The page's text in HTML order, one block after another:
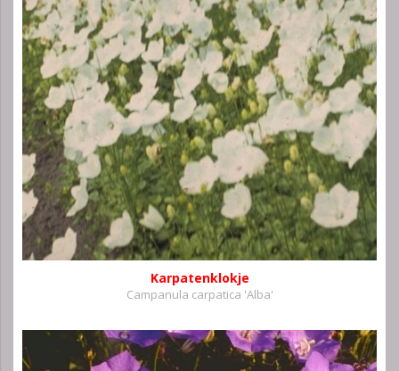
Karpatenklokje
Campanula carpatica 'Alba'